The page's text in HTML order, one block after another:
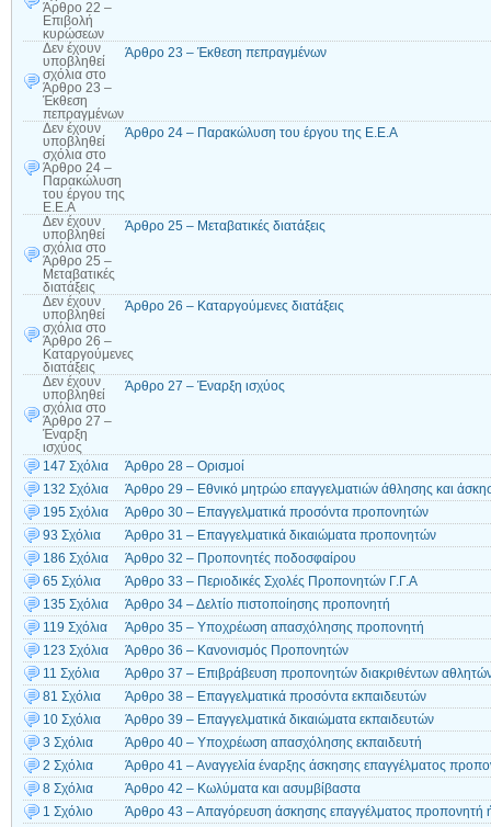
Άρθρο 22 –
Επιβολή
κυρώσεων
Δεν έχουν
υποβληθεί
σχόλια στο
Άρθρο 23 –
Έκθεση
πεπραγμένων
Άρθρο 23 – Έκθεση πεπραγμένων
Δεν έχουν
υποβληθεί
σχόλια στο
Άρθρο 24 –
Παρακώλυση
του έργου της
Ε.Ε.Α
Άρθρο 24 – Παρακώλυση του έργου της Ε.Ε.Α
Δεν έχουν
υποβληθεί
σχόλια στο
Άρθρο 25 –
Μεταβατικές
διατάξεις
Άρθρο 25 – Μεταβατικές διατάξεις
Δεν έχουν
υποβληθεί
σχόλια στο
Άρθρο 26 –
Καταργούμενες
διατάξεις
Άρθρο 26 – Καταργούμενες διατάξεις
Δεν έχουν
υποβληθεί
σχόλια στο
Άρθρο 27 –
Έναρξη
ισχύος
Άρθρο 27 – Έναρξη ισχύος
147 Σχόλια
Άρθρο 28 – Ορισμοί
132 Σχόλια
Άρθρο 29 – Εθνικό μητρώο επαγγελματιών άθλησης και
195 Σχόλια
Άρθρο 30 – Επαγγελματικά προσόντα προπονητών
93 Σχόλια
Άρθρο 31 – Επαγγελματικά δικαιώματα προπονητών
186 Σχόλια
Άρθρο 32 – Προπονητές ποδοσφαίρου
65 Σχόλια
Άρθρο 33 – Περιοδικές Σχολές Προπονητών Γ.Γ.Α
135 Σχόλια
Άρθρο 34 – Δελτίο πιστοποίησης προπονητή
119 Σχόλια
Άρθρο 35 – Υποχρέωση απασχόλησης προπονητή
123 Σχόλια
Άρθρο 36 – Κανονισμός Προπονητών
11 Σχόλια
Άρθρο 37 – Επιβράβευση προπονητών διακριθέντων
81 Σχόλια
Άρθρο 38 – Επαγγελματικά προσόντα εκπαιδευτών
10 Σχόλια
Άρθρο 39 – Επαγγελματικά δικαιώματα εκπαιδευτών
3 Σχόλια
Άρθρο 40 – Υποχρέωση απασχόλησης εκπαιδευτή
2 Σχόλια
Άρθρο 41 – Αναγγελία έναρξης άσκησης επαγγέλματος
8 Σχόλια
Άρθρο 42 – Κωλύματα και ασυμβίβαστα
1 Σχόλιο
Άρθρο 43 – Απαγόρευση άσκησης επαγγέλματος προπονητή